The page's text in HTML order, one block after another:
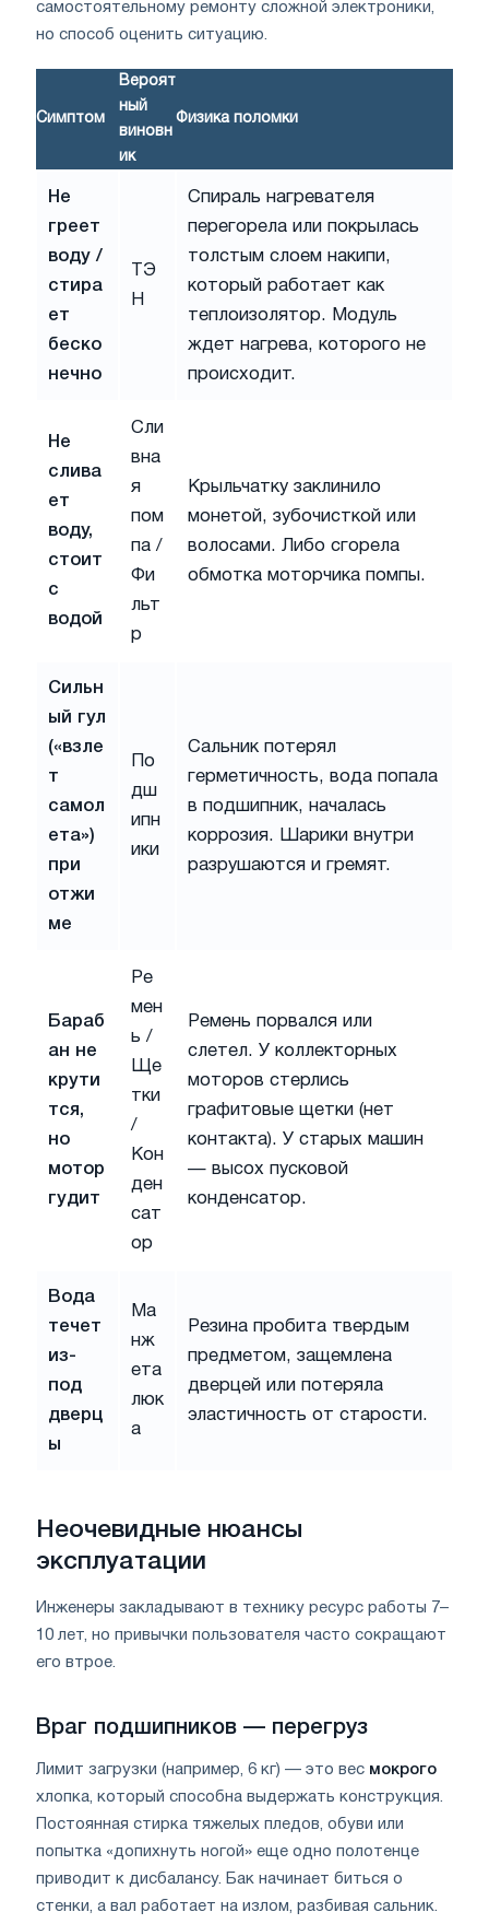
самостоятельному ремонту сложной электроники,
но способ оценить ситуацию.
Симптом
Вероят
ный
виновн
ик
Физика поломки
Не
греет
воду /
стира
ет
беско
нечно
ТЭ
Н
Спираль нагревателя
перегорела или покрылась
толстым слоем накипи,
который работает как
теплоизолятор. Модуль
ждет нагрева, которого не
происходит.
Не
слива
ет
воду,
стоит
с
водой
Сли
вна
я
пом
па /
Фи
льт
р
Крыльчатку заклинило
монетой, зубочисткой или
волосами. Либо сгорела
обмотка моторчика помпы.
Сильн
ый гул
(«взле
т
самол
ета»)
при
отжи
ме
По
дш
ипн
ики
Сальник потерял
герметичность, вода попала
в подшипник, началась
коррозия. Шарики внутри
разрушаются и гремят.
Бараб
ан не
крути
тся,
но
мотор
гудит
Ре
мен
ь /
Ще
тки
/
Кон
ден
сат
ор
Ремень порвался или
слетел. У коллекторных
моторов стерлись
графитовые щетки (нет
контакта). У старых машин
— высох пусковой
конденсатор.
Вода
течет
из-
под
дверц
ы
Ма
нж
ета
люк
а
Резина пробита твердым
предметом, защемлена
дверцей или потеряла
эластичность от старости.
Неочевидные нюансы
эксплуатации
Инженеры закладывают в технику ресурс работы 7–
10 лет, но привычки пользователя часто сокращают
его втрое.
Враг подшипников — перегруз
Лимит загрузки (например, 6 кг) — это вес мокрого
хлопка, который способна выдержать конструкция.
Постоянная стирка тяжелых пледов, обуви или
попытка «допихнуть ногой» еще одно полотенце
приводит к дисбалансу. Бак начинает биться о
стенки, а вал работает на излом, разбивая сальник.